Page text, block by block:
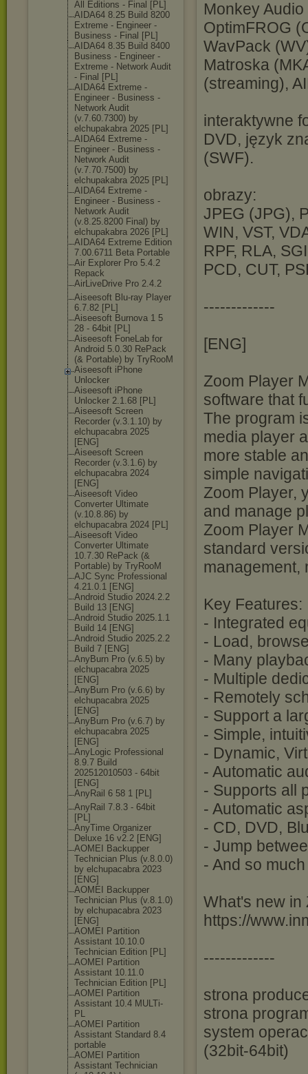
All Editions - Final [PL]
AIDA64 8.25 Build 8200
Extreme - Engineer -
Business - Final [PL]
AIDA64 8.35 Build 8400
Business - Engineer -
Extreme - Network Audit
- Final [PL]
AIDA64 Extreme -
Engineer - Business -
Network Audit
(v.7.60.7300) by
elchupakabra 2025 [PL]
AIDA64 Extreme -
Engineer - Business -
Network Audit
(v.7.70.7500) by
elchupakabra 2025 [PL]
AIDA64 Extreme -
Engineer - Business -
Network Audit
(v.8.25.8200 Final) by
elchupakabra 2026 [PL]
AIDA64 Extreme Edition
7.00.6711 Beta Portable
Air Explorer Pro 5.4.2
Repack
AirLiveDrive Pro 2.4.2
Aiseesoft Blu-ray Player
6.7.82 [PL]
Aiseesoft Burnova 1 5
28 - 64bit [PL]
Aiseesoft FoneLab for
Android 5.0.30 RePack
(& Portable) by TryRooM
Aiseesoft iPhone
Unlocker
Aiseesoft iPhone
Unlocker 2.1.68 [PL]
Aiseesoft Screen
Recorder (v.3.1.10) by
elchupacabra 2025
[ENG]
Aiseesoft Screen
Recorder (v.3.1.6) by
elchupacabra 2024
[ENG]
Aiseesoft Video
Converter Ultimate
(v.10.8.86) by
elchupacabra 2024 [PL]
Aiseesoft Video
Converter Ultimate
10.7.30 RePack (&
Portable) by TryRooM
AJC Sync Professional
4.21.0.1 [ENG]
Android Studio 2024.2.2
Build 13 [ENG]
Android Studio 2025.1.1
Build 14 [ENG]
Android Studio 2025.2.2
Build 7 [ENG]
AnyBurn Pro (v.6.5) by
elchupacabra 2025
[ENG]
AnyBurn Pro (v.6.6) by
elchupacabra 2025
[ENG]
AnyBurn Pro (v.6.7) by
elchupacabra 2025
[ENG]
AnyLogic Professional
8.9.7 Build
202512010503 - 64bit
[ENG]
AnyRail 6 58 1 [PL]
AnyRail 7.8.3 - 64bit
[PL]
AnyTime Organizer
Deluxe 16 v2.2 [ENG]
AOMEI Backupper
Technician Plus (v.8.0.0)
by elchupacabra 2023
[ENG]
AOMEI Backupper
Technician Plus (v.8.1.0)
by elchupacabra 2023
[ENG]
AOMEI Partition
Assistant 10.10.0
Technician Edition [PL]
AOMEI Partition
Assistant 10.11.0
Technician Edition [PL]
AOMEI Partition
Assistant 10.4 MULTi-
PL
AOMEI Partition
Assistant Standard 8.4
portable
AOMEI Partition
Assistant Technician
Monkey
OptimFROG
WavPack
Matroska
(streaming),
interaktywne
DVD, język
(SWF).
obrazy:
JPEG (JPG),
WIN, VST,
RPF, RLA,
PCD, CUT,
-------------
[ENG]
Zoom Player
software that
The program
media player
more stable
simple
Zoom Player,
and manage
Zoom Player
standard
management,
Key Features:
- Integrated
- Load,
- Many
- Multiple
- Remotely
- Support a
- Simple,
- Dynamic,
- Automatic
- Supports all
- Automatic
- CD, DVD,
- Jump
- And so
What's new in
https://
-------------
strona
strona
system
(32bit-64bit)